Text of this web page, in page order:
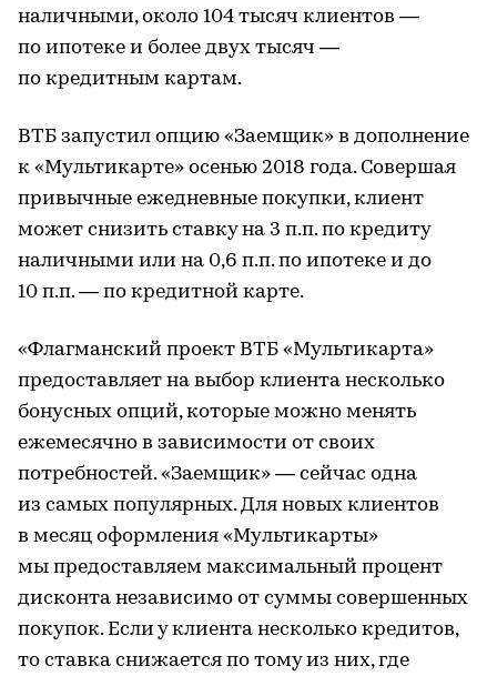
наличными, около 104 тысяч клиентов —
по ипотеке и более двух тысяч —
по кредитным картам.
ВТБ запустил опцию «Заемщик» в дополнение
к «Мультикарте» осенью 2018 года. Совершая
привычные ежедневные покупки, клиент
может снизить ставку на 3 п.п. по кредиту
наличными или на 0,6 п.п. по ипотеке и до
10 п.п. — по кредитной карте.
«Флагманский проект ВТБ «Мультикарта»
предоставляет на выбор клиента несколько
бонусных опций, которые можно менять
ежемесячно в зависимости от своих
потребностей. «Заемщик» — сейчас одна
из самых популярных. Для новых клиентов
в месяц оформления «Мультикарты»
мы предоставляем максимальный процент
дисконта независимо от суммы совершенных
покупок. Если у клиента несколько кредитов,
то ставка снижается по тому из них, где